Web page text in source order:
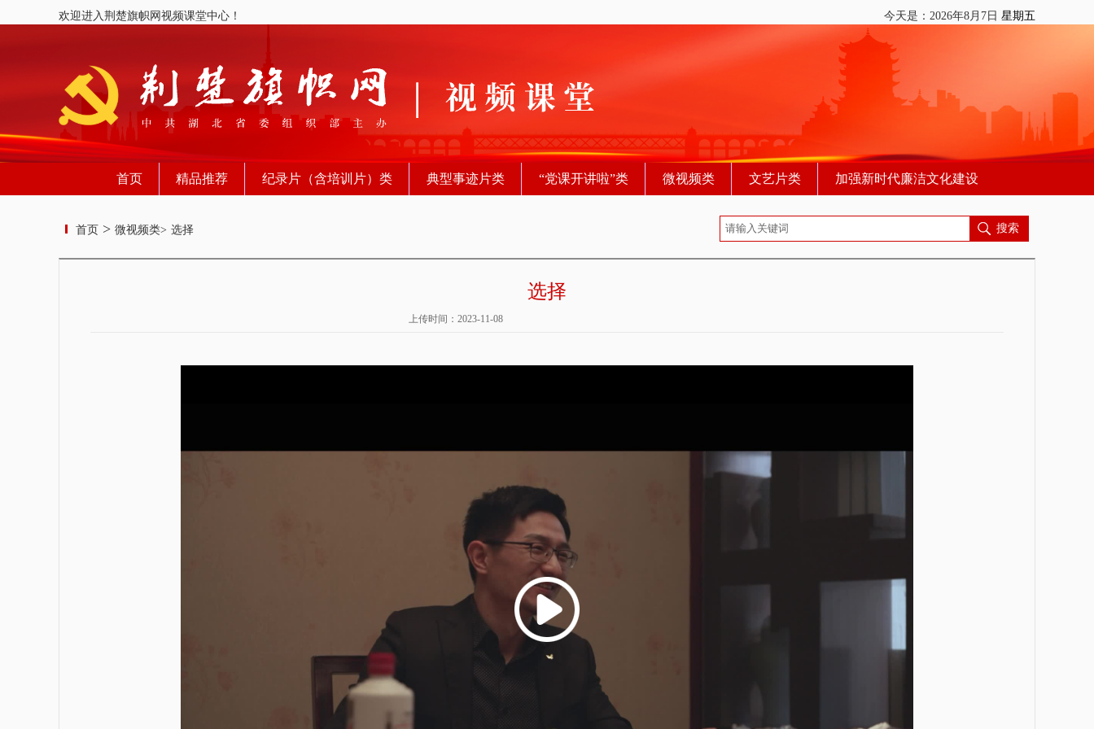
欢迎进入荆楚旗帜网视频课堂中心！ 今天是： 2026年8月7日 星期五
首页 精品推荐 纪录片（含培训片）类 典型事迹片类 “党课开讲啦”类 微视频类 文艺片类 加强新时代廉洁文化建设
首页 > 微视频类> 选择 搜索
选择
上传时间：2023-11-08